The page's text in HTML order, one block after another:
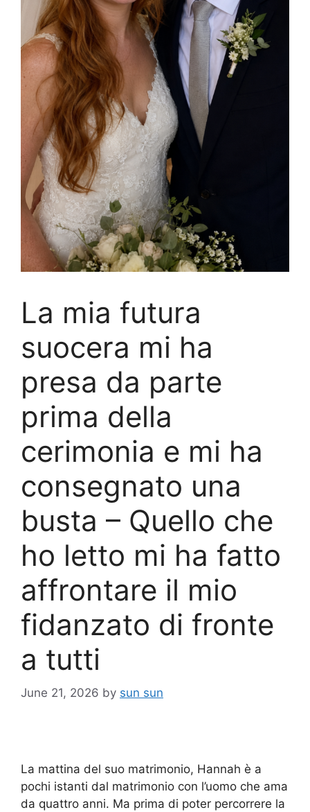
La mia futura
suocera mi ha
presa da parte
prima della
cerimonia e mi ha
consegnato una
busta – Quello che
ho letto mi ha fatto
affrontare il mio
fidanzato di fronte
a tutti
June 21, 2026 by sun sun
La mattina del suo matrimonio, Hannah è a
pochi istanti dal matrimonio con l’uomo che ama
da quattro anni. Ma prima di poter percorrere la